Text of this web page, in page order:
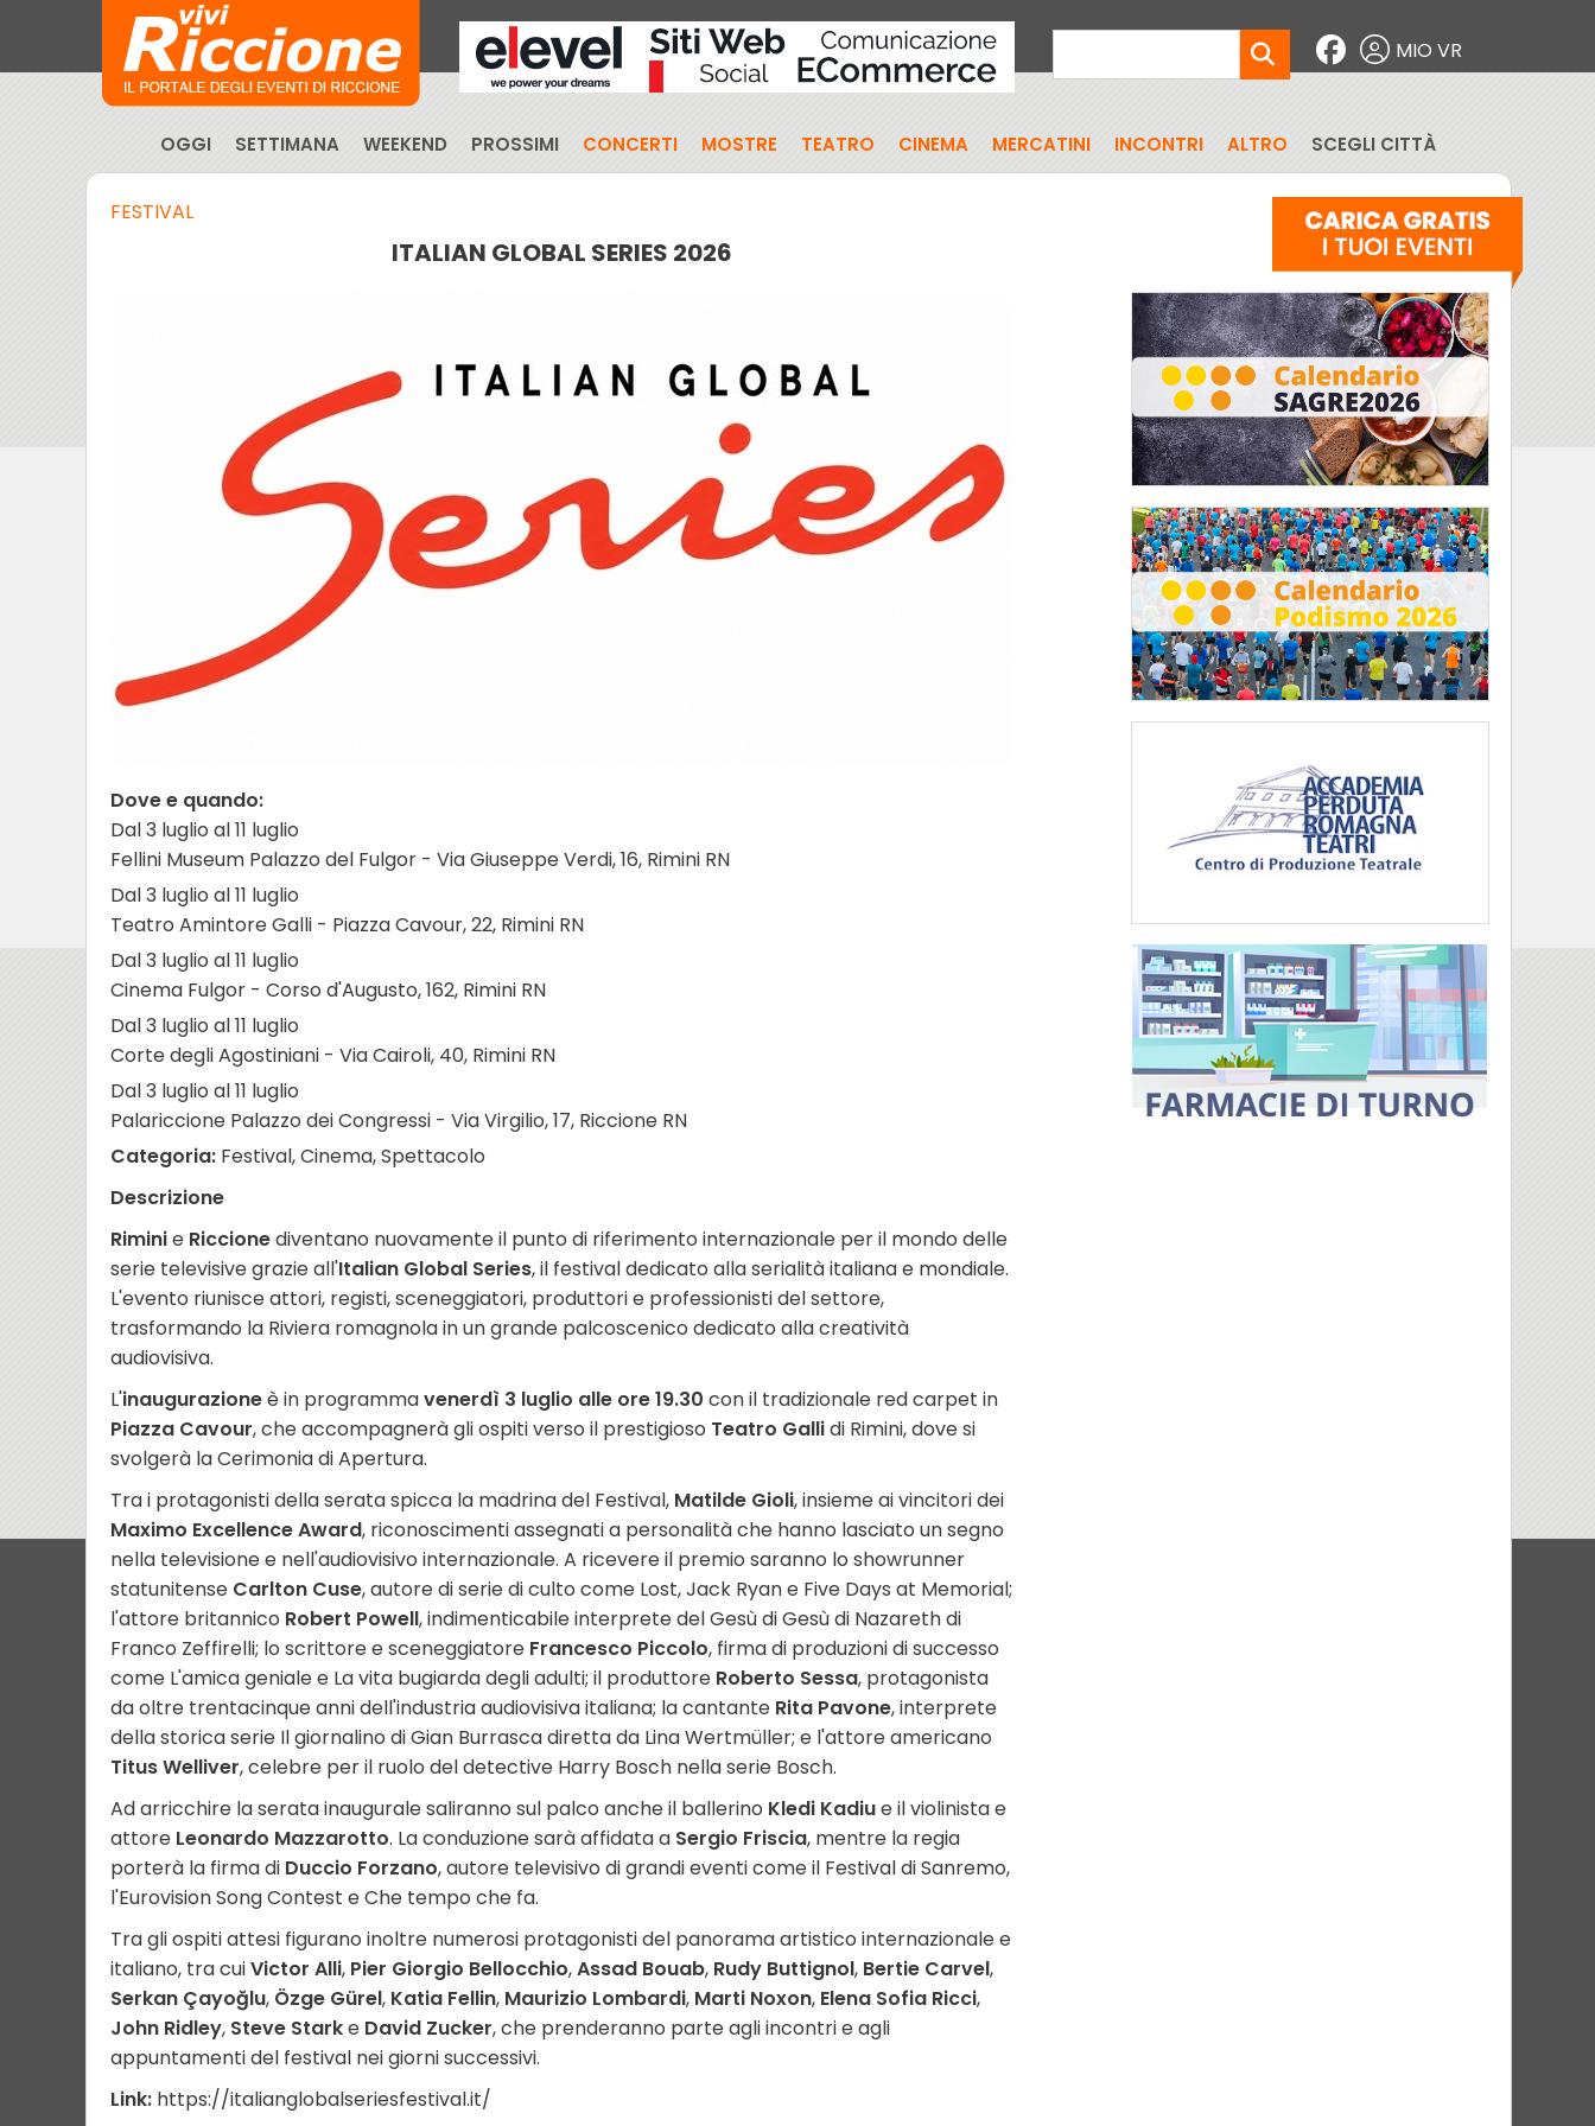
MIO VR
OGGI SETTIMANA WEEKEND PROSSIMI CONCERTI MOSTRE TEATRO CINEMA MERCATINI INCONTRI ALTRO SCEGLI CITTÀ
FESTIVAL
ITALIAN GLOBAL SERIES 2026
Dove e quando:
Dal 3 luglio al 11 luglio
Fellini Museum Palazzo del Fulgor - Via Giuseppe Verdi, 16, Rimini RN
Dal 3 luglio al 11 luglio
Teatro Amintore Galli - Piazza Cavour, 22, Rimini RN
Dal 3 luglio al 11 luglio
Cinema Fulgor - Corso d'Augusto, 162, Rimini RN
Dal 3 luglio al 11 luglio
Corte degli Agostiniani - Via Cairoli, 40, Rimini RN
Dal 3 luglio al 11 luglio
Palariccione Palazzo dei Congressi - Via Virgilio, 17, Riccione RN
Categoria: Festival, Cinema, Spettacolo
Descrizione
Riminie Riccionediventano nuovamente il punto di riferimento internazionale per il mondo delle
serie televisive grazie all'Italian Global Series, il festival dedicato alla serialità italiana e mondiale.
L'evento riunisce attori, registi, sceneggiatori, produttori e professionisti del settore,
trasformando la Riviera romagnola in un grande palcoscenico dedicato alla creatività
audiovisiva.
L'inaugurazioneè in programmavenerdì 3 luglio alle ore 19.30 con il tradizionale red carpet in
Piazza Cavour, che accompagnerà gli ospiti verso il prestigioso Teatro Gallidi Rimini, dove si
svolgerà la Cerimonia di Apertura.
Tra i protagonisti della serata spicca la madrina del Festival, Matilde Gioli, insieme ai vincitori dei
Maximo Excellence Award, riconoscimenti assegnati a personalità che hanno lasciato un segno
nella televisione e nell'audiovisivo internazionale. A ricevere il premio saranno lo showrunner
statunitense Carlton Cuse, autore di serie di culto come Lost, Jack Ryan e Five Days at Memorial;
l'attore britannico Robert Powell, indimenticabile interprete del Gesù di Gesù di Nazareth di
Franco Zeffirelli; lo scrittore e sceneggiatore Francesco Piccolo, firma di produzioni di successo
come L'amica geniale e La vita bugiarda degli adulti; il produttore Roberto Sessa, protagonista
da oltre trentacinque anni dell'industria audiovisiva italiana; la cantante Rita Pavone, interprete
della storica serie Il giornalino di Gian Burrasca diretta da Lina Wertmüller; e l'attore americano
Titus Welliver, celebre per il ruolo del detective Harry Bosch nella serie Bosch.
Ad arricchire la serata inaugurale saliranno sul palco anche il ballerino Kledi Kadiue il violinista e
attore Leonardo Mazzarotto. La conduzione sarà affidata a Sergio Friscia, mentre la regia
porterà la firma di Duccio Forzano, autore televisivo di grandi eventi come il Festival di Sanremo,
l'Eurovision Song Contest e Che tempo che fa.
Tra gli ospiti attesi figurano inoltre numerosi protagonisti del panorama artistico internazionale e
italiano, tra cuiVictor Alli, Pier Giorgio Bellocchio,Assad Bouab, Rudy Buttignol, Bertie Carvel,
Serkan Çayoğlu, Özge Gürel, Katia Fellin, Maurizio Lombardi, Marti Noxon, Elena Sofia Ricci,
John Ridley, Steve Starke David Zucker, che prenderanno parte agli incontri e agli
appuntamenti del festival nei giorni successivi.
Link: https://italianglobalseriesfestival.it/